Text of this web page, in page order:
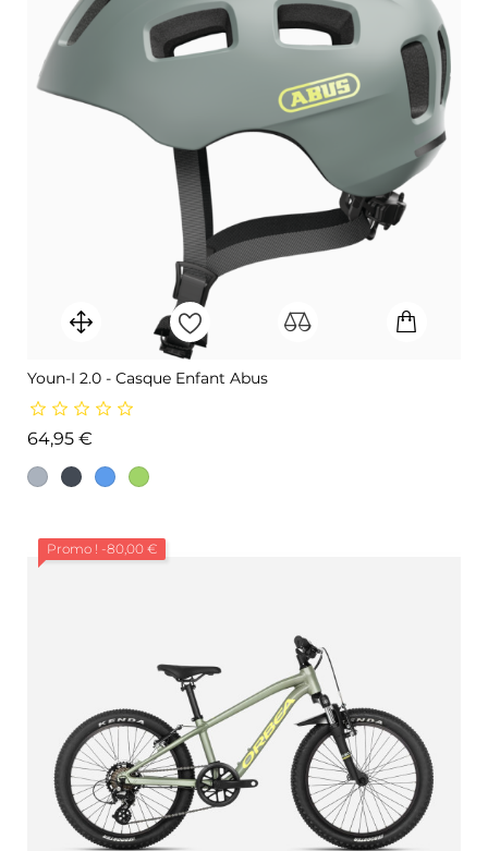
Youn-I 2.0 - Casque Enfant Abus
64,95 €
Promo ! -80,00 €